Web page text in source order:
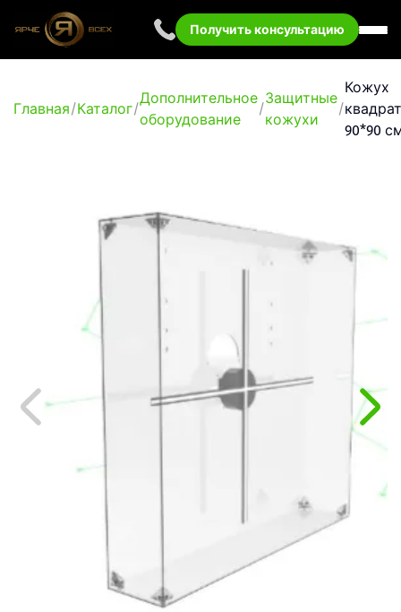
Получить консультацию
Главная Каталог
Дополнительное
оборудование
Защитные
кожухи
Кожух
90*90